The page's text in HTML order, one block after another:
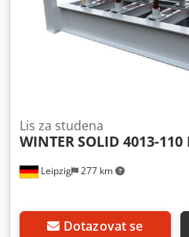
Leipzig 277 km
Lis za studena
WINTERSOLID 4013-110
Dotazovat se